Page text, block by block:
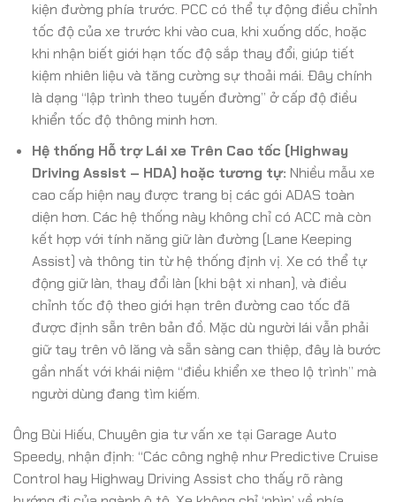
kiện đường phía trước. PCC có thể tự động điều chỉnh
tốc độ của xe trước khi vào cua, khi xuống dốc, hoặc
khi nhận biết giới hạn tốc độ sắp thay đổi, giúp tiết
kiệm nhiên liệu và tăng cường sự thoải mái. Đây chính
là dạng “lập trình theo tuyến đường” ở cấp độ điều
khiển tốc độ thông minh hơn.
Hệ thống Hỗ trợ Lái xe Trên Cao tốc (Highway
Driving Assist – HDA) hoặc tương tự: Nhiều mẫu xe
cao cấp hiện nay được trang bị các gói ADAS toàn
diện hơn. Các hệ thống này không chỉ có ACC mà còn
kết hợp với tính năng giữ làn đường (Lane Keeping
Assist) và thông tin từ hệ thống định vị. Xe có thể tự
động giữ làn, thay đổi làn (khi bật xi nhan), và điều
chỉnh tốc độ theo giới hạn trên đường cao tốc đã
được định sẵn trên bản đồ. Mặc dù người lái vẫn phải
giữ tay trên vô lăng và sẵn sàng can thiệp, đây là bước
gần nhất với khái niệm “điều khiển xe theo lộ trình” mà
người dùng đang tìm kiếm.
Ông Bùi Hiếu, Chuyên gia tư vấn xe tại Garage Auto
Speedy, nhận định: “Các công nghệ như Predictive Cruise
Control hay Highway Driving Assist cho thấy rõ ràng